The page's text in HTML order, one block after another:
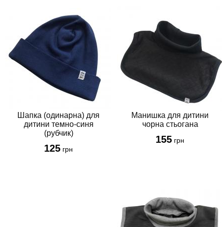
Шапка (одинарна) для
дитини темно-синя
(рубчик)
125 грн
Манишка для дитини
чорна стьогана
155 грн